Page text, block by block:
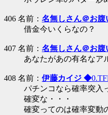
406 名前： 名無しさん＠お腹
借金今いくらなの？
407 名前： 名無しさん＠お腹
あなたがあの有名なア
408 名前： 伊藤カイジ ◆
パチンコなら確率突入
確変な・・・
確変ってのは確率変動